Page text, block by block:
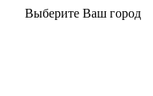
Выберите Ваш город